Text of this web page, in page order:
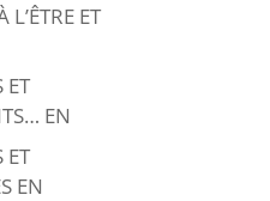
L’ÊTRE ET
ET
EN
ET
EN